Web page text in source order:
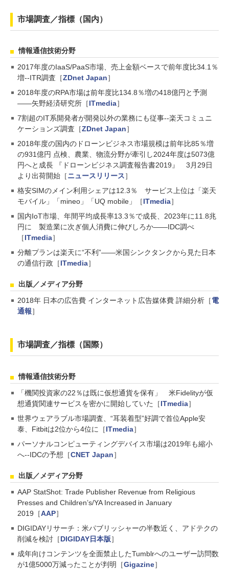
市場調査／指標（国内）
情報通信技術分野
2017年度のIaaS/PaaS市場、売上金額ベースで前年度比34.1％
増--ITR調査［ZDnet Japan］
2018年度のRPA市場は前年度比134.8％増の418億円と予測
――矢野経済研究所［ITmedia］
7割超のIT系開発者が開発以外の業務にも従事--楽天コミュニ
ケーションズ調査［ZDnet Japan］
2018年度の国内のドローンビジネス市場規模は前年比85％増
の931億円 点検、農業、物流分野が牽引し2024年度は5073億
円へと成長 『ドローンビジネス調査報告書2019』 3月29日
より出荷開始［ニュースリリース］
格安SIMのメイン利用シェアは12.3％ サービス上位は「楽天
モバイル」「mineo」「UQ mobile」［ITmedia］
国内IoT市場、年間平均成長率13.3％で成長、2023年に11.8兆
円に 製造業に次ぎ個人消費に伸びしろか――IDC調べ
［ITmedia］
分離プランは楽天に“不利”――米国シンクタンクから見た日本
の通信行政［ITmedia］
出版／メディア分野
2018年 日本の広告費 インターネット広告媒体費 詳細分析［電
通報］
市場調査／指標（国際）
情報通信技術分野
「機関投資家の22％は既に仮想通貨を保有」 米Fidelityが仮
想通貨関連サービスを密かに開始していた［ITmedia］
世界ウェアラブル市場調査、“耳装着型”好調で首位Apple安
泰、Fitbitは2位から4位に［ITmedia］
パーソナルコンピューティングデバイス市場は2019年も縮小
へ--IDCの予想［CNET Japan］
出版／メディア分野
AAP StatShot: Trade Publisher Revenue from Religious
Presses and Children’s/YA Increased in January
2019［AAP］
DIGIDAYリサーチ：米パブリッシャーの半数近く、アドテクの
削減を検討［DIGIDAY日本版］
成年向けコンテンツを全面禁止したTumblrへのユーザー訪問数
が1億5000万減ったことが判明［Gigazine］